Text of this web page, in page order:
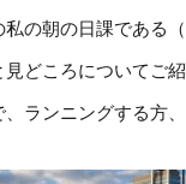
の朝の日課である
どころについてご
ランニングする方